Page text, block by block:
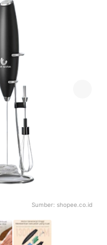
Sumber: shopee.co.id